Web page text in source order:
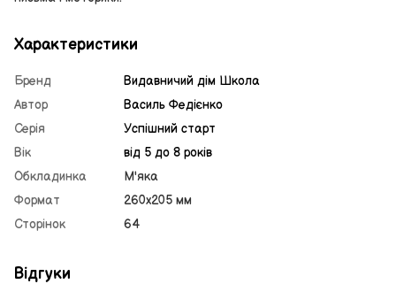
Характеристики
Бренд
Видавничий дім Школа
Автор
Василь Федієнко
Серія
Успішний старт
Вік
від 5 до 8 років
Обкладинка
М'яка
Формат
260х205 мм
Сторінок
64
Відгуки